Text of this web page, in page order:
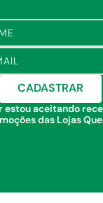
CADASTRAR
estou aceitando
das Lojas